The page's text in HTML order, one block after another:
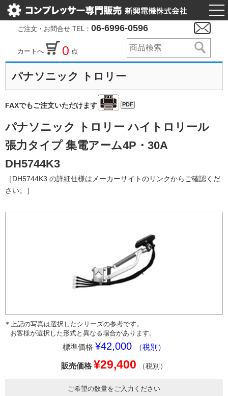
ご注文・お問合せ TEL： 06-6996-0596
カートへ 0 点
パナソニック トロリー
FAXでもご注文いただけます PDF
パナソニック トロリー ハイトロリール
張力タイプ 集電アーム4P・30A
DH5744K3
［DH5744K3 の詳細仕様はメーカーサイトのリンクからご確認くだ
さい。］
＊上記の写真は選択したシリーズの参考です。
お客様が選択した形式と異なる場合があります。
標準価格 ¥42,000 （税別）
販売価格 ¥29,400 （税別）
ご希望の数量をご入力ください